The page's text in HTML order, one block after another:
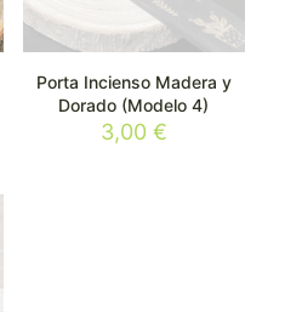
Porta Incienso Madera y
Dorado (Modelo 4)
3,00 €